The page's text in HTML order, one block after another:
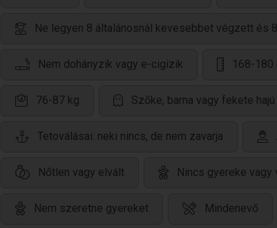
Ne legyen 8 általánosnál kevesebbet végzett és
Nem dohányzik vagy e-cigizik 168-180
76-87 kg Szőke, barna vagy fekete hajú
Tetoválásai: neki nincs, de nem zavarja
Nőtlen vagy elvált Nincs gyereke vagy
Nem szeretne gyereket Mindenevő